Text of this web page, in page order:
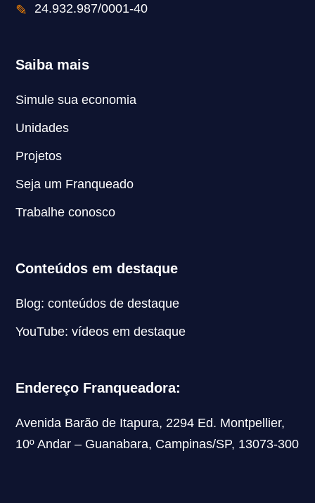
✎
24.932.987/0001-40
Saiba mais
Simule sua economia
Unidades
Projetos
Seja um Franqueado
Trabalhe conosco
Conteúdos em destaque
Blog: conteúdos de destaque
YouTube: vídeos em destaque
Endereço Franqueadora:
Avenida Barão de Itapura, 2294 Ed. Montpellier,
10º Andar – Guanabara, Campinas/SP, 13073-300